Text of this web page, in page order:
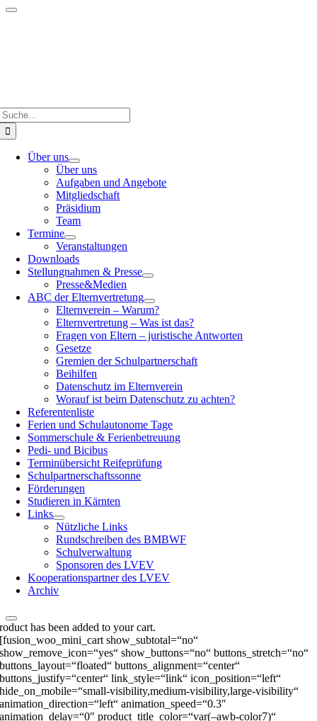
Über uns
Über uns
Aufgaben und Angebote
Mitgliedschaft
Präsidium
Team
Termine
Veranstaltungen
Downloads
Stellungnahmen & Presse
Presse&Medien
ABC der Elternvertretung
Elternverein – Warum?
Elternvertretung – Was ist das?
Fragen von Eltern – juristische Antworten
Gesetze
Gremien der Schulpartnerschaft
Beihilfen
Datenschutz im Elternverein
Worauf ist beim Datenschutz zu achten?
Referentenliste
Ferien und Schulautonome Tage
Sommerschule & Ferienbetreuung
Pedi- und Bicibus
Terminübersicht Reifeprüfung
Schulpartnerschaftssonne
Förderungen
Studieren in Kärnten
Links
Nützliche Links
Rundschreiben des BMBWF
Schulverwaltung
Sponsoren des LVEV
Kooperationspartner des LVEV
Archiv
has been added to your cart.
[fusion_woo_mini_cart show_subtotal=“no“
show_remove_icon=“yes“ show_buttons=“no“ buttons_stretch=“no“
buttons_layout=“floated“ buttons_alignment=“center“
buttons_justify=“center“ link_style=“link“ icon_position=“left“
hide_on_mobile=“small-visibility,medium-visibility,large-visibility“
animation_direction=“left“ animation_speed=“0.3″
animation_delay=“0″ product_title_color=“var(–awb-color7)“